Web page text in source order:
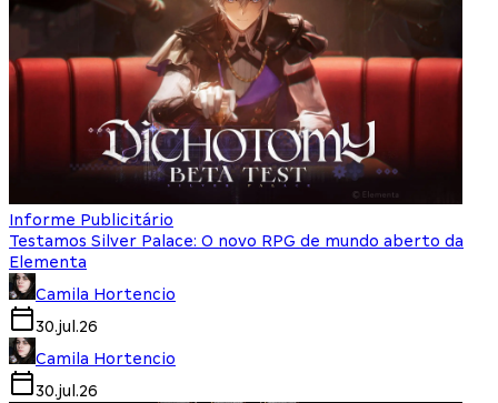
Informe Publicitário
Testamos Silver Palace: O novo RPG de mundo aberto da
Elementa
Camila Hortencio
30.jul.26
Camila Hortencio
30.jul.26